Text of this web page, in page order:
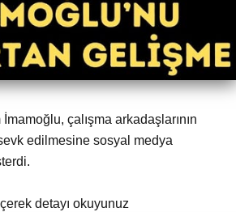
İmamoğlu, çalışma arkadaşlarının
edilmesine sosyal medya
detayı okuyunuz